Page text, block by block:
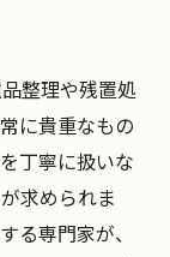
整理や残置処
に貴重なもの
丁寧に扱いな
求められま
る専門家が、